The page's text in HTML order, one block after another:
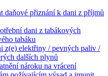
daňové přiznání k dani z příjmů
dani z tabákových
tabáku
z(e) elektřiny / pevných paliv /
dalších plynů
nároku na vrácení